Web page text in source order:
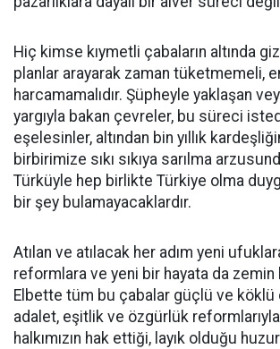
Hiç kimse kıymetli çabaların altında
planlar arayarak zaman tüketmemeli,
harcamamalıdır. Şüpheyle yaklaşan
yargıyla bakan çevreler, bu süreci
eşelesinler, altından bin yıllık
birbirimize sıkı sıkıya sarılma
Türküyle hep birlikte Türkiye olma
bir şey bulamayacaklardır.
Atılan ve atılacak her adım yeni
reformlara ve yeni bir hayata da zemin
Elbette tüm bu çabalar güçlü ve köklü
adalet, eşitlik ve özgürlük
halkımızın hak ettiği, layık olduğu